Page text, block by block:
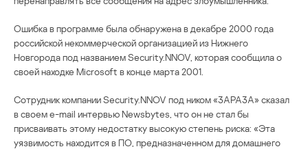
Ошибка в программе была обнаружена в декабре 2000 года
российской некоммерческой организацией из Нижнего
Новгорода под названием Security.NNOV, которая сообщила о
своей находке Microsoft в конце марта 2001.
Сотрудник компании Security.NNOV под ником «3APA3A» сказал
в своем e-mail интервью Newsbytes, что он не стал бы
присваивать этому недостатку высокую степень риска: «Эта
уязвимость находится в ПО, предназначенном для домашнего